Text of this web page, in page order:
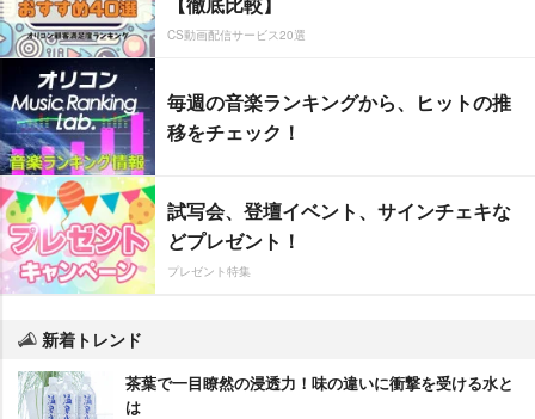
CS動画配信サービス20選
毎週の音楽ランキングから、ヒットの推
移をチェック！
試写会、登壇イベント、サインチェキな
どプレゼント！
プレゼント特集
新着トレンド
茶葉で一目瞭然の浸透力！味の違いに衝撃を受ける水と
は